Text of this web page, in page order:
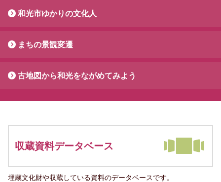
和光市ゆかりの文化人
まちの景観変遷
古地図から和光をながめてみよう
収蔵資料データベース
埋蔵文化財や収蔵している資料のデータベースです。